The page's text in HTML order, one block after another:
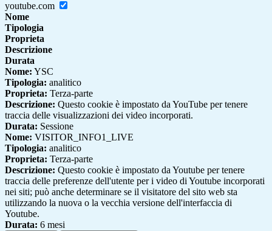
youtube.com
Nome
Tipologia
Proprieta
Descrizione
Durata
Nome: YSC
Tipologia: analitico
Proprieta: Terza-parte
Descrizione: Questo cookie è impostato da YouTube per tenere
traccia delle visualizzazioni dei video incorporati.
Durata: Sessione
Nome: VISITOR_INFO1_LIVE
Tipologia: analitico
Proprieta: Terza-parte
Descrizione: Questo cookie è impostato da Youtube per tenere
traccia delle preferenze dell'utente per i video di Youtube incorporati
nei siti; può anche determinare se il visitatore del sito web sta
utilizzando la nuova o la vecchia versione dell'interfaccia di
Youtube.
Durata: 6 mesi